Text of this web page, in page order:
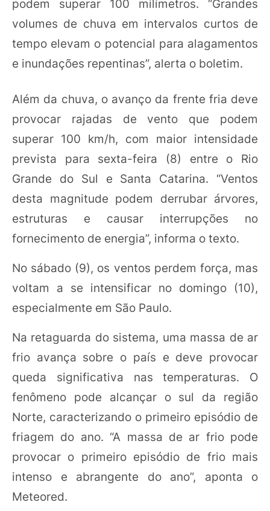
podem superar 100 milímetros. “Grandes
volumes de chuva em intervalos curtos de
tempo elevam o potencial para alagamentos
e inundações repentinas”, alerta o boletim.
Além da chuva, o avanço da frente fria deve
provocar rajadas de vento que podem
superar 100 km/h, com maior intensidade
prevista para sexta-feira (8) entre o Rio
Grande do Sul e Santa Catarina. “Ventos
desta magnitude podem derrubar árvores,
estruturas e causar interrupções no
fornecimento de energia”, informa o texto.
No sábado (9), os ventos perdem força, mas
voltam a se intensificar no domingo (10),
especialmente em São Paulo.
Na retaguarda do sistema, uma massa de ar
frio avança sobre o país e deve provocar
queda significativa nas temperaturas. O
fenômeno pode alcançar o sul da região
Norte, caracterizando o primeiro episódio de
friagem do ano. “A massa de ar frio pode
provocar o primeiro episódio de frio mais
intenso e abrangente do ano”, aponta o
Meteored.